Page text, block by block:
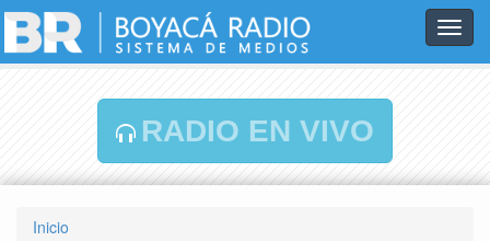
RADIO EN VIVO
Inicio